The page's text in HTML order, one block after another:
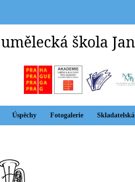
škola
Úspěchy Fotogalerie